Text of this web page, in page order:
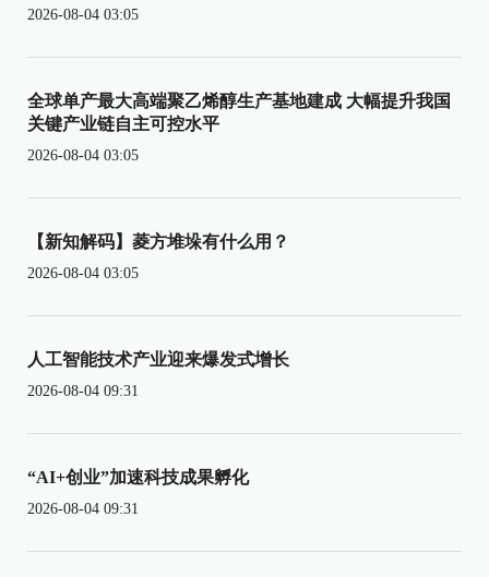
2026-08-04 03:05
全球单产最大高端聚乙烯醇生产基地建成 大幅提升我国
关键产业链自主可控水平
2026-08-04 03:05
【新知解码】菱方堆垛有什么用？
2026-08-04 03:05
人工智能技术产业迎来爆发式增长
2026-08-04 09:31
“AI+创业”加速科技成果孵化
2026-08-04 09:31